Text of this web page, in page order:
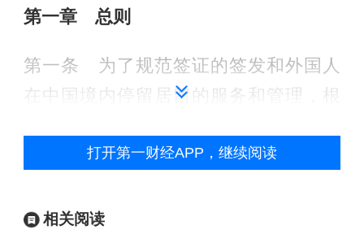
第一章 总则
第一条 为了规范签证的签发和外国人
在中国境内停留居留的服务和管理，根
（以下简称出境入境管理法）制定本条
打开第一财经APP，继续阅读
相关阅读